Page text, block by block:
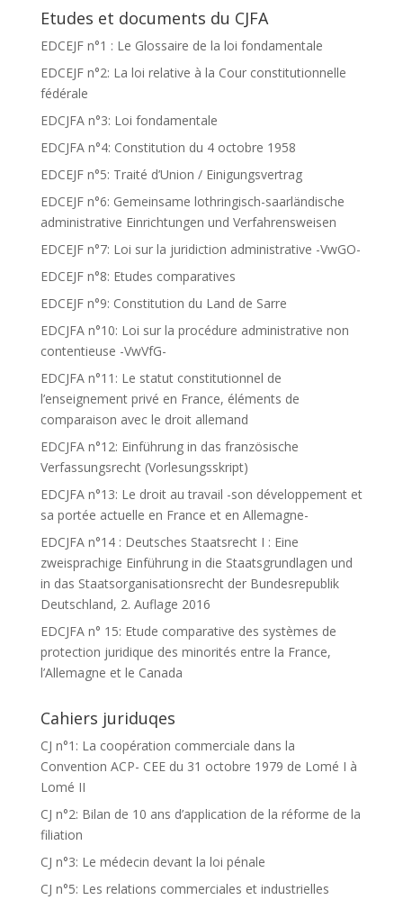
Etudes et documents du CJFA
EDCEJF n°1 : Le Glossaire de la loi fondamentale
EDCEJF n°2: La loi relative à la Cour constitutionnelle
fédérale
EDCJFA n°3: Loi fondamentale
EDCJFA n°4: Constitution du 4 octobre 1958
EDCEJF n°5: Traité d’Union / Einigungsvertrag
EDCEJF n°6: Gemeinsame lothringisch-saarländische
administrative Einrichtungen und Verfahrensweisen
EDCEJF n°7: Loi sur la juridiction administrative -VwGO-
EDCEJF n°8: Etudes comparatives
EDCEJF n°9: Constitution du Land de Sarre
EDCJFA n°10: Loi sur la procédure administrative non
contentieuse -VwVfG-
EDCJFA n°11: Le statut constitutionnel de
l’enseignement privé en France, éléments de
comparaison avec le droit allemand
EDCJFA n°12: Einführung in das französische
Verfassungsrecht (Vorlesungsskript)
EDCJFA n°13: Le droit au travail -son développement et
sa portée actuelle en France et en Allemagne-
EDCJFA n°14 : Deutsches Staatsrecht I : Eine
zweisprachige Einführung in die Staatsgrundlagen und
in das Staatsorganisationsrecht der Bundesrepublik
Deutschland, 2. Auflage 2016
EDCJFA n° 15: Etude comparative des systèmes de
protection juridique des minorités entre la France,
l’Allemagne et le Canada
Cahiers juriduqes
CJ n°1: La coopération commerciale dans la
Convention ACP- CEE du 31 octobre 1979 de Lomé I à
Lomé II
CJ n°2: Bilan de 10 ans d’application de la réforme de la
filiation
CJ n°3: Le médecin devant la loi pénale
CJ n°5: Les relations commerciales et industrielles